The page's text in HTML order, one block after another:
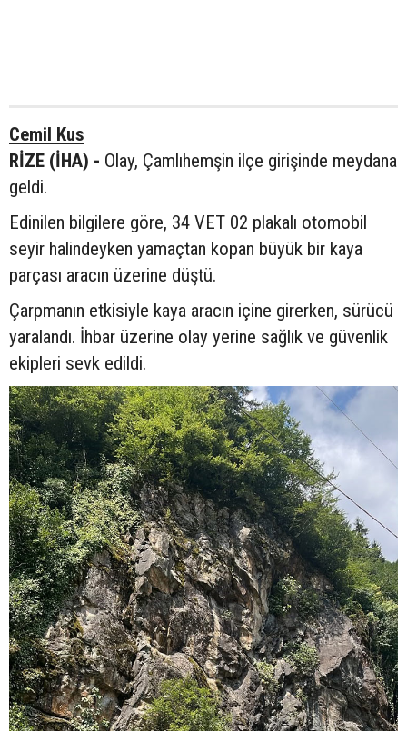
Cemil Kus
RİZE (İHA) - Olay, Çamlıhemşin ilçe girişinde meydana
geldi.
Edinilen bilgilere göre, 34 VET 02 plakalı otomobil
seyir halindeyken yamaçtan kopan büyük bir kaya
parçası aracın üzerine düştü.
Çarpmanın etkisiyle kaya aracın içine girerken, sürücü
yaralandı. İhbar üzerine olay yerine sağlık ve güvenlik
ekipleri sevk edildi.